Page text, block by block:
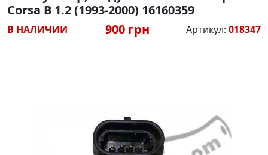
Corsa B 1.2 (1993-2000) 16160359
В НАЛИЧИИ 900 грн Артикул: 018347